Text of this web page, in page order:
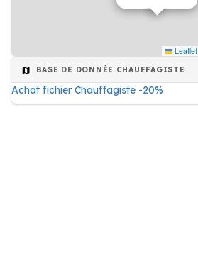
Leaflet
BASE DE DONNÉE CHAUFFAGISTE
Achat fichier Chauffagiste -20%